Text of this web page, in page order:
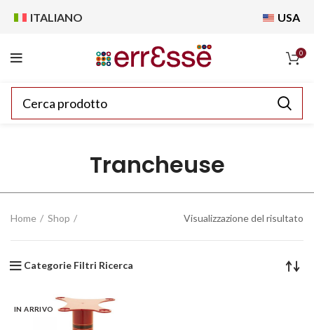
ITALIANO USA
0
Trancheuse
Home Shop Visualizzazione del risultato
Categorie Filtri Ricerca
IN ARRIVO